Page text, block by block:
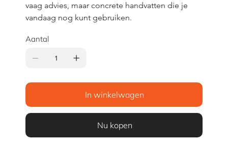
vaag advies, maar concrete handvatten die je
vandaag nog kunt gebruiken.
Aantal
In winkelwagen
Nu kopen